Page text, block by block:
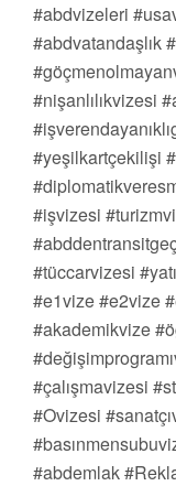
#abdvizeleri
#abdvatandaşlık
#nişanlılıkvizesi
#yeşilkartçekilişi
#işvizesi
#tüccarvizesi
#e1vize #e2vize
#akademikvize
#çalışmavizesi
#Ovizesi
#abdemlak